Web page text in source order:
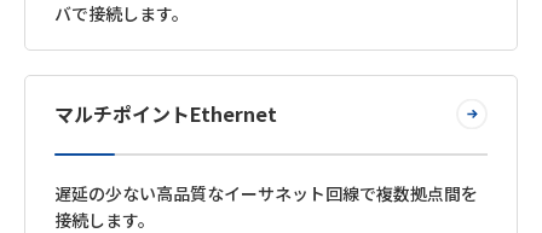
バで接続します。
マルチポイントEthernet
遅延の少ない高品質なイーサネット回線で複数拠点間を
接続します。